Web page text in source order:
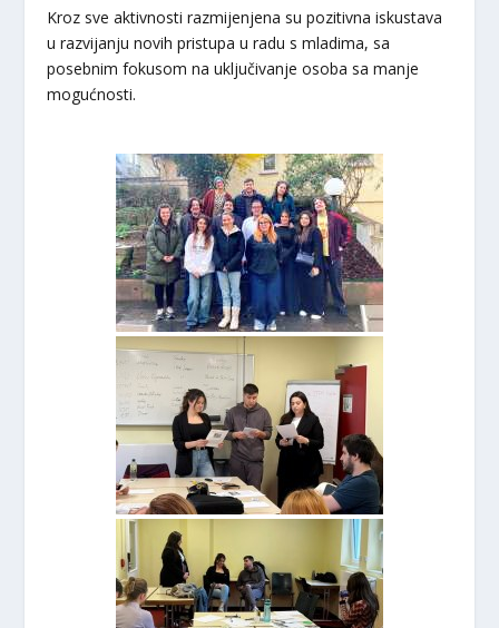
Kroz sve aktivnosti razmijenjena su pozitivna iskustava
u razvijanju novih pristupa u radu s mladima, sa
posebnim fokusom na uključivanje osoba sa manje
mogućnosti.